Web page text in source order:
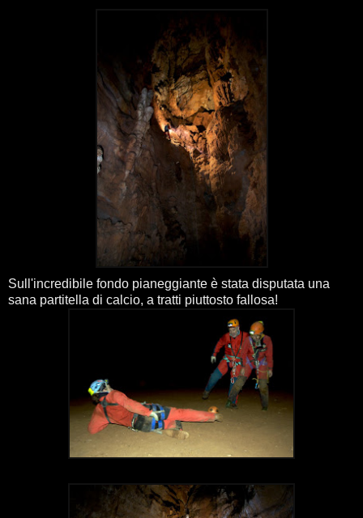
Sull'incredibile fondo pianeggiante è stata disputata una
sana partitella di calcio, a tratti piuttosto fallosa!